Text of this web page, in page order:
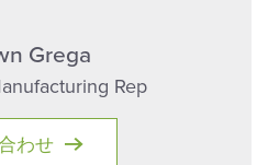
Grega
Rep
わせ